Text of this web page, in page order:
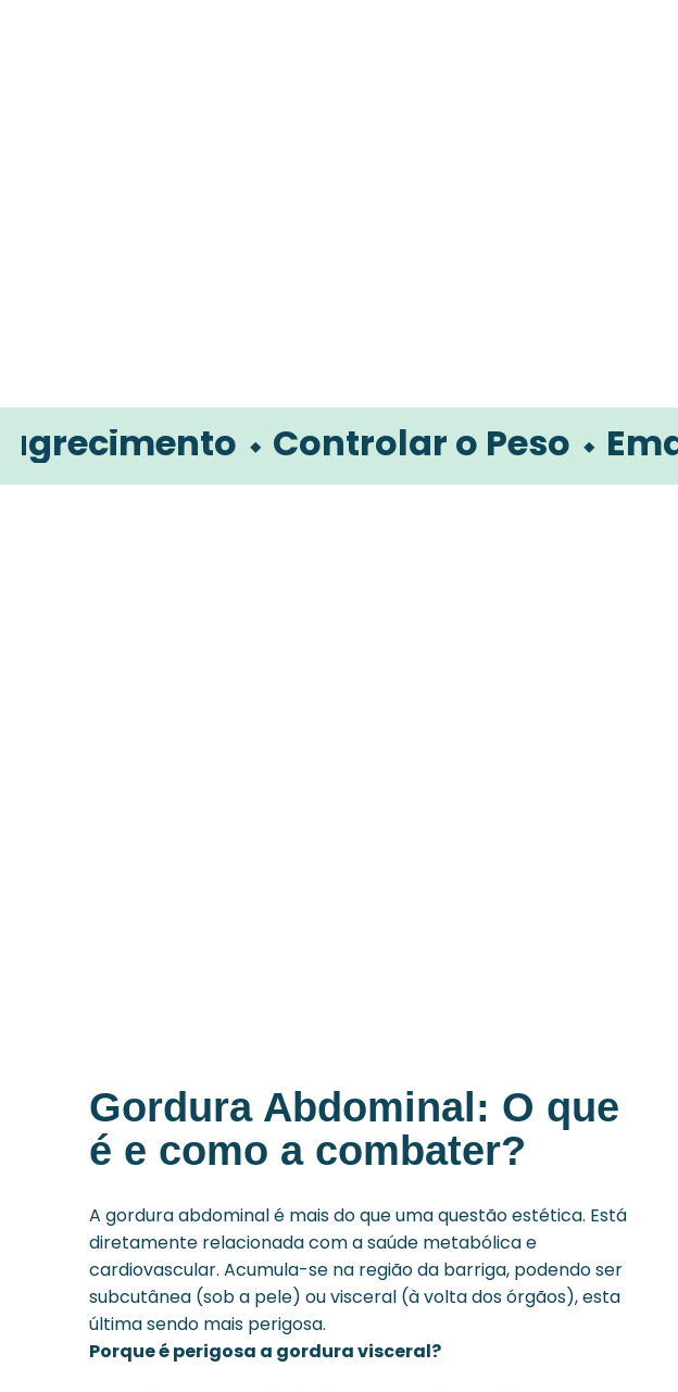
⬩ Controlar o Peso ⬩
Gordura Abdominal: O que
é e como a combater?
A gordura abdominal é mais do que uma questão estética. Está
diretamente relacionada com a saúde metabólica e
cardiovascular. Acumula-se na região da barriga, podendo ser
subcutânea (sob a pele) ou visceral (à volta dos órgãos), esta
última sendo mais perigosa.
Porque é perigosa a gordura visceral?